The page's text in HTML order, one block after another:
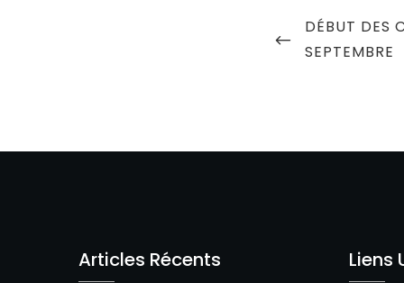
Navigation
de
PREVIOUS
POST
DÉBUT DES
SEPTEMBRE
Articles Récents Liens